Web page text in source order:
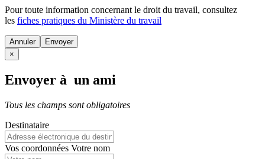
Pour toute information concernant le droit du travail, consultez
les fiches pratiques du Ministère du travail
Annuler
×
Envoyer à un ami
Tous les champs sont obligatoires
Destinataire
Vos coordonnées Votre nom